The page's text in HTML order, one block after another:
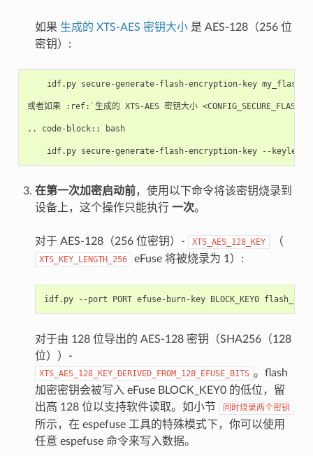
如果 生成的 XTS-AES 密钥大小是 AES-128（256 位
密钥）:
idf.py secure-generate-flash-encryption-key
或者如果 :ref: ` 生成的 XTS-AES 密钥大小
.. code-block:: bash
idf.py secure-generate-flash-encryption-key --keylen
在第一次加密启动前，使用以下命令将该密钥烧录到
设备上，这个操作只能执行 一次。
对于 AES-128（256 位密钥）- XTS_AES_128_KEY （
XTS_KEY_LENGTH_256 eFuse 将被烧录为 1）:
idf.py --port PORT efuse-burn-key BLOCK_KEY0
对于由 128 位导出的 AES-128 密钥（SHA256（128
位））-
XTS_AES_128_KEY_DERIVED_FROM_128_EFUSE_BITS 。flash
加密密钥会被写入 eFuse BLOCK_KEY0 的低位，留
出高 128 位以支持软件读取。如小节
同时烧录两个密钥
所示，在 espefuse 工具的特殊模式下，你可以使用
任意 espefuse 命令来写入数据。